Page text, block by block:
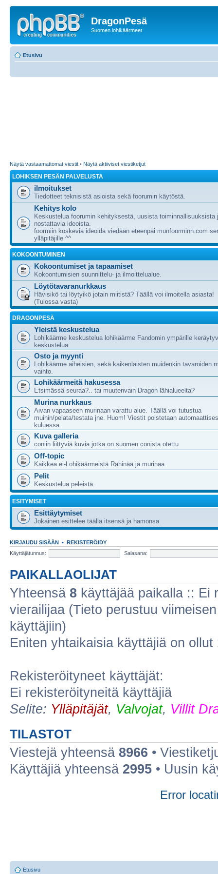
DragonPesä
Suomen lohikäärmeet
Etusivu
Näytä vastaamattomat viestit • Näytä aktiiviset viestiketjut
LOHIKSEN PESÄN PALVELUSTA
ilmoitukset
Tiedotteet teknisistä asioista sekä foorumin käytöstä.
Kehitys kolo
Keskustelua foorumin kehityksestä, uusista toiminnallisuuksista
nostattavia ideoista.
foormiin koskevia ideoida viedään eteenpäi munfoorminn.com
ylläpitäjille ^^
KOKOONTUMINEN
Kokoontumiset ja tapaamiset
Kokoontumisien suunnittelu- ja ilmoittelualue.
Löytötavaranurkkaus
Hävisikö tai löytyikö jotain miitistä? Täällä voi ilmoitella asiasta!
(Tulossa vasta)
DRAGONPESÄ
Yleistä keskustelua
Lohikäärme keskustelua lohikäärme Fandomin ympärille
keskustelua.
Osto ja myynti
Lohikäärme aiheisien, sekä kaikenlaisten muidenkin tavaroiden
vaihto.
Lohikäärmeitä hakusessa
Etsimässä seuraa?.. tai muutenvain Dragon lähialueelta?
Murina nurkkaus
Aivan vapaaseen murinaan varattu alue. Täällä voi tutustua
muihin/pelata/testata jne. Huom! Viestit poistetaan
kuluessa.
Kuva galleria
coniin liittyviä kuvia jotka on suomen conista otettu
Off-topic
Kaikkea ei-Lohikäärmeistä Rähinää ja murinaa.
Pelit
Keskustelua peleistä.
ESITYMISET
Esittäytymiset
Jokainen esittelee täällä itsensä ja hamonsa.
KIRJAUDU SISÄÄN • REKISTERÖIDY
Käyttäjätunnus:
Salasana:
PAIKALLAOLIJAT
Yhteensä 8 käyttäjää paikalla :: Ei
vierailijaa (Tieto perustuu
käyttäjiin)
Eniten yhtaikaisia käyttäjiä on ollut
Rekisteröityneet käyttäjät:
Ei rekisteröityneitä käyttäjiä
Selite: Ylläpitäjät, Valvojat, Villit
TILASTOT
Viestejä yhteensä 8966 •
Käyttäjiä yhteensä 2995 • Uusin
Error
Etusivu